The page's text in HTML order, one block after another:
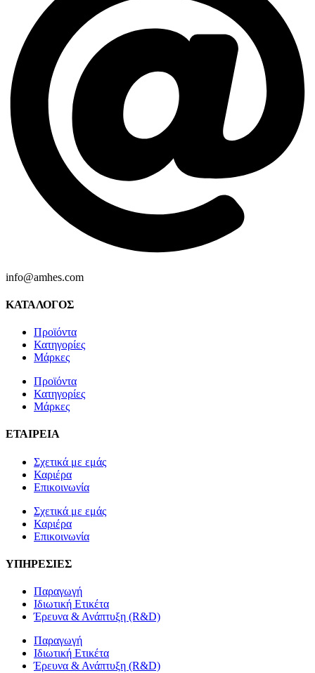
info@amhes.com
ΚΑΤΑΛΟΓΟΣ
Προϊόντα
Κατηγορίες
Μάρκες
Προϊόντα
Κατηγορίες
Μάρκες
ΕΤΑΙΡΕΙΑ
Σχετικά με εμάς
Καριέρα
Επικοινωνία
Σχετικά με εμάς
Καριέρα
Επικοινωνία
ΥΠΗΡΕΣΙΕΣ
Παραγωγή
Ιδιωτική Ετικέτα
Έρευνα & Ανάπτυξη (R&D)
Παραγωγή
Ιδιωτική Ετικέτα
Έρευνα & Ανάπτυξη (R&D)